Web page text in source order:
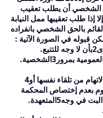
الشخصي أن يطلب تعقيب
إذا طلب تعقيبها ممل النيابة
بالحق الشخصي بانفراده
قبوله في الصورة الآتية :
بأن لا وجه للتتبع.2
الشخصية.3بمرور
4من تلقاء نفسها أو
بعدم إختصاص المحكمة
المتعهدة.5البت في وجه